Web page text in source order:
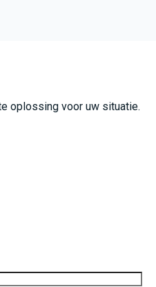
oplossing voor uw situatie.